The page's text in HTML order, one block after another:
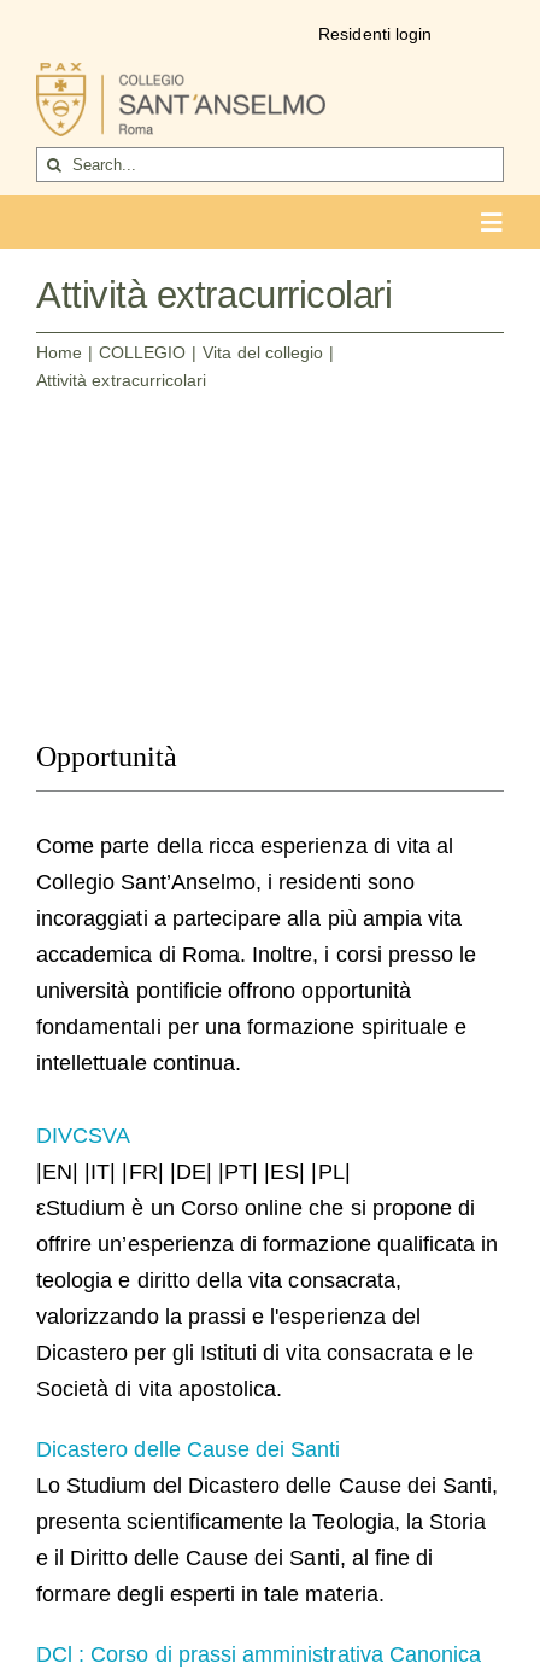
contenuto
Residenti login
Cerca
per:
COLLEGIO
Chi siamo
Vita del collegio
Attività extracurricolari
Home COLLEGIO
Vita del collegio
Attività extracurricolari
Opportunità
Come parte della ricca esperienza di vita al
Collegio Sant’Anselmo, i residenti sono
incoraggiati a partecipare alla più ampia vita
accademica di Roma. Inoltre, i corsi presso le
università pontificie offrono opportunità
fondamentali per una formazione spirituale e
intellettuale continua.
DIVCSVA
|EN| |IT| |FR| |DE| |PT| |ES| |PL|
εStudium è un Corso online che si propone di
offrire un’esperienza di formazione qualificata in
teologia e diritto della vita consacrata,
valorizzando la prassi e l'esperienza del
Dicastero per gli Istituti di vita consacrata e le
Società di vita apostolica.
Dicastero delle Cause dei Santi
Lo Studium del Dicastero delle Cause dei Santi,
presenta scientificamente la Teologia, la Storia
e il Diritto delle Cause dei Santi, al fine di
formare degli esperti in tale materia.
DCl : Corso di prassi amministrativa Canonica